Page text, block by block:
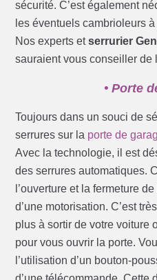
sécurité. C’est également
les éventuels cambrioleurs
Nos experts etserrurier
sauraient vous conseiller de
• Porte
Toujours dans un souci de
serrures sur la porte de
Avec la technologie, il est
des serrures automatiques.
l’ouverture et la fermeture
d’une motorisation. C’est
plus à sortir de votre voiture
pour vous ouvrir la porte.
l’utilisation d’un bouton-